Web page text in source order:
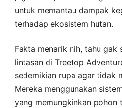
untuk memantau dampak
terhadap ekosistem hutan.
Fakta menarik nih, tahu gak
lintasan di Treetop
sedemikian rupa agar tidak
Mereka menggunakan
yang memungkinkan pohon